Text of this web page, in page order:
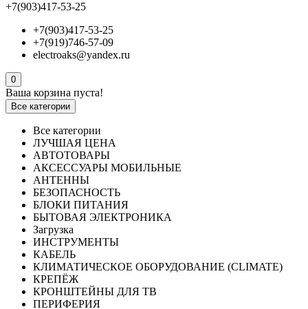
+7(903)417-53-25
+7(903)417-53-25
+7(919)746-57-09
electroaks@yandex.ru
0
Ваша корзина пуста!
Все категории
Все категории
ЛУЧШАЯ ЦЕНА
АВТОТОВАРЫ
АКСЕССУАРЫ МОБИЛЬНЫЕ
АНТЕННЫ
БЕЗОПАСНОСТЬ
БЛОКИ ПИТАНИЯ
БЫТОВАЯ ЭЛЕКТРОНИКА
Загрузка
ИНСТРУМЕНТЫ
КАБЕЛЬ
КЛИМАТИЧЕСКОЕ ОБОРУДОВАНИЕ (CLIMATE)
КРЕПЁЖ
КРОНШТЕЙНЫ ДЛЯ ТВ
ПЕРИФЕРИЯ